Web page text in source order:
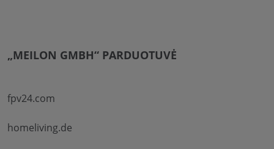
„MEILON GMBH“ PARDUOTUVĖ
fpv24.com
homeliving.de